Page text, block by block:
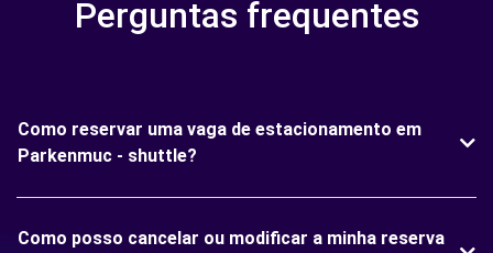
Perguntas frequentes
Como reservar uma vaga de estacionamento em
Parkenmuc - shuttle?
Como posso cancelar ou modificar a minha reserva